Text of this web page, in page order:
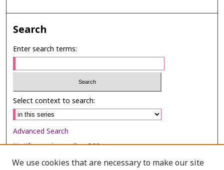
Search
Enter search terms:
Select context to search:
Advanced Search
Notify me via email orRSS
We use cookies that are necessary to make our site